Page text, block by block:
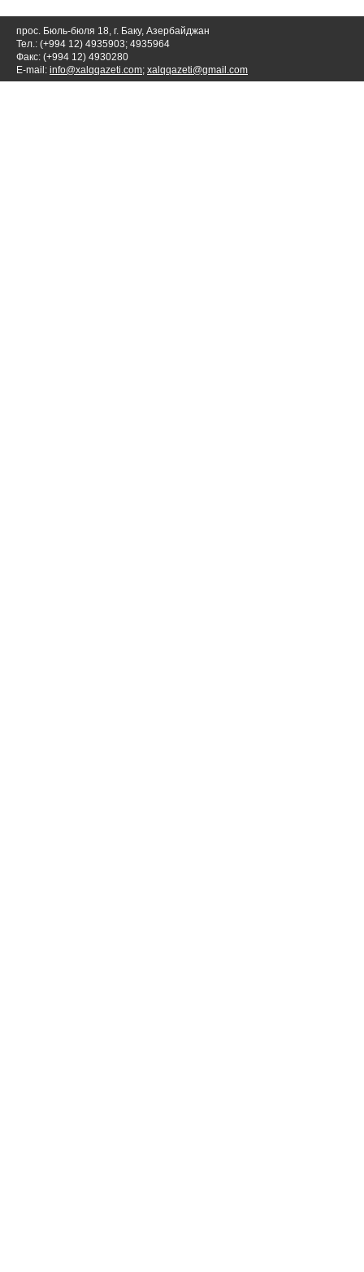
прос. Бюль-бюля 18, г. Баку, Азербайджан
Тел.: (+994 12) 4935903; 4935964
Факс: (+994 12) 4930280
E-mail: info@xalqqazeti.com; xalqqazeti@gmail.com